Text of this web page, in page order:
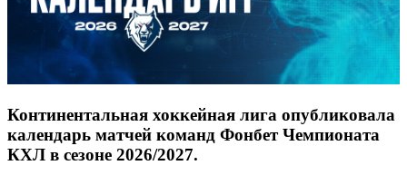
Континентальная хоккейная лига опубликовала
календарь матчей команд Фонбет Чемпионата
КХЛ в сезоне 2026/2027.